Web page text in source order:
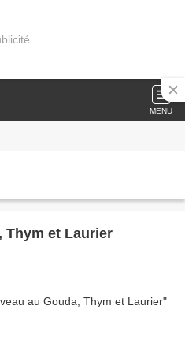
MENU
Thym et Laurier